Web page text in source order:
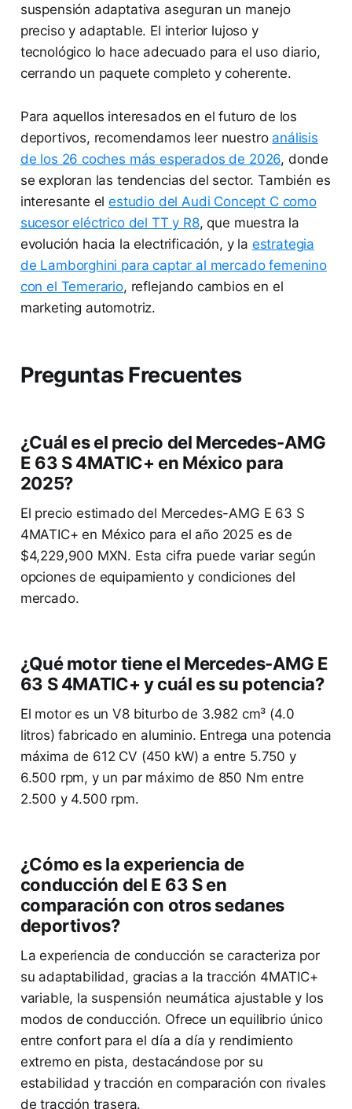
suspensión adaptativa aseguran un manejo
preciso y adaptable. El interior lujoso y
tecnológico lo hace adecuado para el uso diario,
cerrando un paquete completo y coherente.
Para aquellos interesados en el futuro de los
deportivos, recomendamos leer nuestro análisis
de los 26 coches más esperados de 2026, donde
se exploran las tendencias del sector. También es
interesante elestudio del Audi Concept C como
sucesor eléctrico del TT y R8, que muestra la
evolución hacia la electrificación, y la estrategia
de Lamborghini para captar al mercado femenino
con el Temerario, reflejando cambios en el
marketing automotriz.
Preguntas Frecuentes
¿Cuál es el precio del Mercedes-AMG
E 63 S 4MATIC+ en México para
2025?
El precio estimado del Mercedes-AMG E 63 S
4MATIC+ en México para el año 2025 es de
$4,229,900 MXN. Esta cifra puede variar según
opciones de equipamiento y condiciones del
mercado.
¿Qué motor tiene el Mercedes-AMG E
63 S 4MATIC+ y cuál es su potencia?
El motor es un V8 biturbo de 3.982 cm³ (4.0
litros) fabricado en aluminio. Entrega una potencia
máxima de 612 CV (450 kW) a entre 5.750 y
6.500 rpm, y un par máximo de 850 Nm entre
2.500 y 4.500 rpm.
¿Cómo es la experiencia de
conducción del E 63 S en
comparación con otros sedanes
deportivos?
La experiencia de conducción se caracteriza por
su adaptabilidad, gracias a la tracción 4MATIC+
variable, la suspensión neumática ajustable y los
modos de conducción. Ofrece un equilibrio único
entre confort para el día a día y rendimiento
extremo en pista, destacándose por su
estabilidad y tracción en comparación con rivales
de tracción trasera.